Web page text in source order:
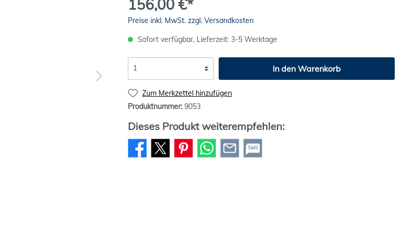
156,00 €*
Preise inkl. MwSt. zzgl. Versandkosten
Sofort verfügbar, Lieferzeit: 3-5 Werktage
In den Warenkorb
Zum Merkzettel hinzufügen
Produktnummer: 9053
Dieses Produkt weiterempfehlen:
SMS